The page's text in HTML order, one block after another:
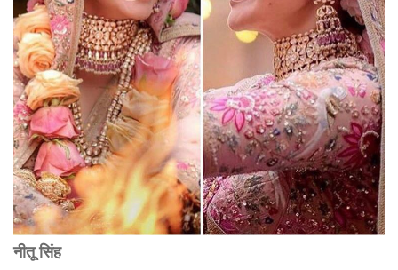
नीतू सिंह